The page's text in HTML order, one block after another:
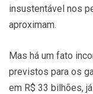
insustentável nos
aproximam.
Mas há um fato
previstos para os
em R$ 33 bilhões,